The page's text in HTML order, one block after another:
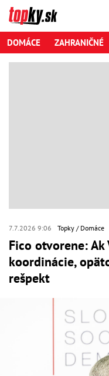
DOMÁCE ZAHRANIČNÉ
7.7.2026 9:06 Topky Domáce
Fico otvorene:
koordinácie,
rešpekt